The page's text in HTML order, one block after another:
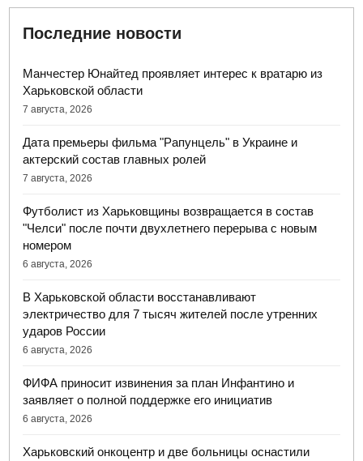
Последние новости
Манчестер Юнайтед проявляет интерес к вратарю из
Харьковской области
7 августа, 2026
Дата премьеры фильма "Рапунцель" в Украине и
актерский состав главных ролей
7 августа, 2026
Футболист из Харьковщины возвращается в состав
"Челси" после почти двухлетнего перерыва с новым
номером
6 августа, 2026
В Харьковской области восстанавливают
электричество для 7 тысяч жителей после утренних
ударов России
6 августа, 2026
ФИФА приносит извинения за план Инфантино и
заявляет о полной поддержке его инициатив
6 августа, 2026
Харьковский онкоцентр и две больницы оснастили